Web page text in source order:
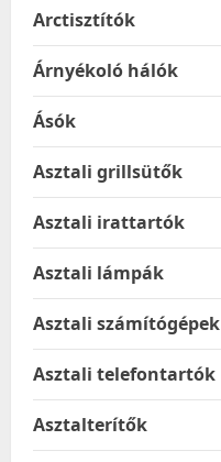
Arctisztítók
Árnyékoló hálók
Ásók
Asztali grillsütők
Asztali irattartók
Asztali lámpák
Asztali számítógépek
Asztali telefontartók
Asztalterítők